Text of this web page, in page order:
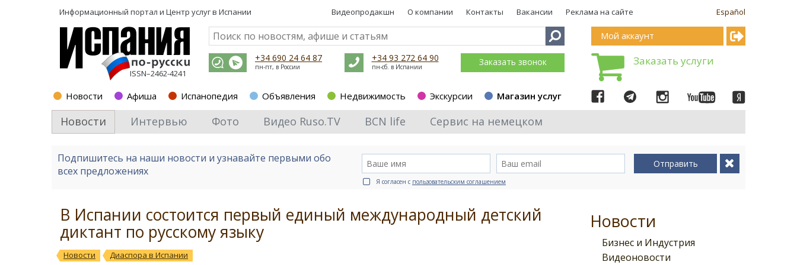
Информационный портал и Центр услуг в Испании Español
Видеопродакшн О компании Контакты Вакансии Реклама на сайте
ISSN–2462-4241
+34 690 24 64 87
пн-пт, в России
+34 93 272 64 90
пн-сб. в Испании Заказать звонок
Новости Афиша Испанопедия Объявления Недвижимость Экскурсии Магазин услуг
Мой аккаунт
Заказать услуги
Новости Интервью Фото Видео Ruso.TV BCN life Сервис на немецком
Подпишитесь на наши новости и узнавайте первыми обо
всех предложениях
Отправить
Я согласен с пользовательским соглашением
Новости
Бизнес и Индустрия
Видеоновости
В Испании состоится первый единый международный детский
диктант по русскому языку
Новости Диаспора в Испании